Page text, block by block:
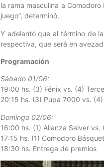
la rama masculina a
juego”, determinó.
Y adelantó que al término de
respectiva, que será en
Programación
Sábado 01/06:
19:00 hs. (3) Fénix vs. (4)
20:15 hs. (3) Pupa 7000 vs.
Domingo 02/06:
16:00 hs. (1) Alianza Salver
17:15 hs. (1) Comodoro
18:30 hs. Entrega de premios